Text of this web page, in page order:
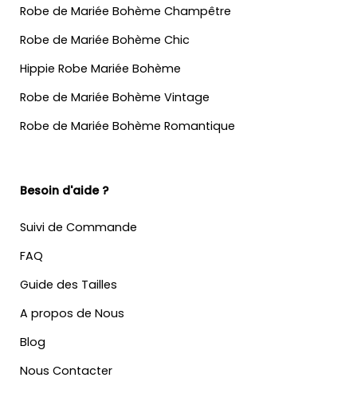
Robe de Mariée Bohème Champêtre
Robe de Mariée Bohème Chic
Hippie Robe Mariée Bohème
Robe de Mariée Bohème Vintage
Robe de Mariée Bohème Romantique
Besoin d'aide ?
Suivi de Commande
FAQ
Guide des Tailles
A propos de Nous
Blog
Nous Contacter